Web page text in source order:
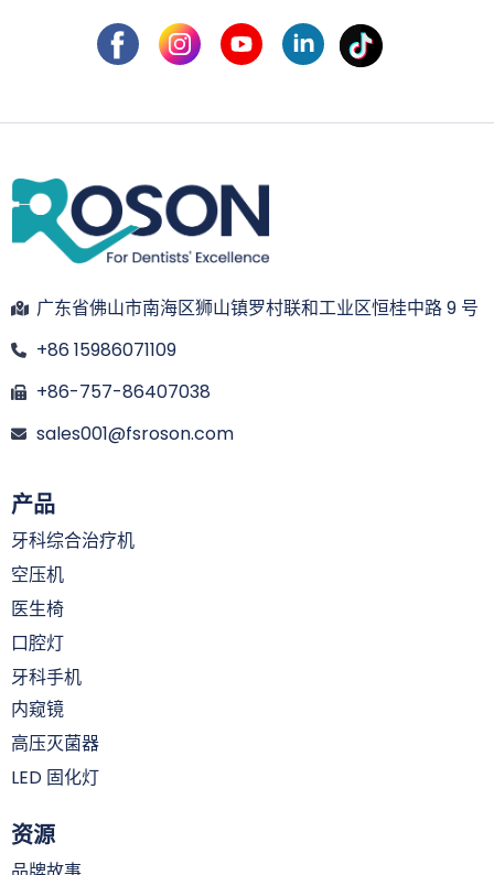
广东省佛山市南海区狮山镇罗村联和工业区恒桂中路 9 号
+86 15986071109
+86-757-86407038
sales001@fsroson.com
产品
牙科综合治疗机
空压机
医生椅
口腔灯
牙科手机
内窥镜
高压灭菌器
LED 固化灯
资源